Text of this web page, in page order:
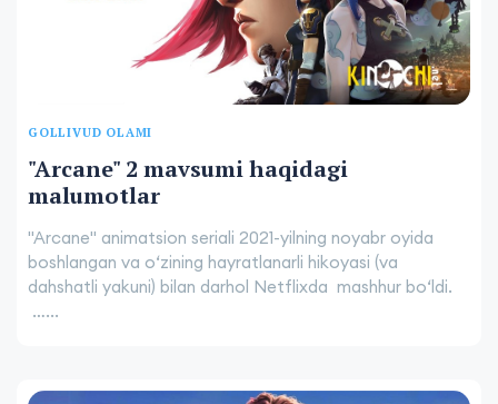
GOLLIVUD OLAMI
"Arcane" 2 mavsumi haqidagi
malumotlar
"Arcane" animatsion seriali 2021-yilning noyabr oyida
boshlangan va oʻzining hayratlanarli hikoyasi (va
dahshatli yakuni) bilan darhol Netflixda mashhur boʻldi.
…...